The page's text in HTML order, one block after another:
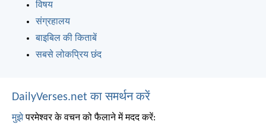
विषय
संग्रहालय
बाइबिल की किताबें
सबसे लोकप्रिय छंद
DailyVerses.net का समर्थन करें
मुझेपरमेश्वर के वचन को फैलाने में मदद करें: